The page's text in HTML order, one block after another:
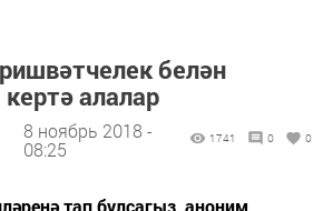
белән
алалар
8 ноябрь 2018 -
08:25
1741 0 0
тап булсагыз, аноним